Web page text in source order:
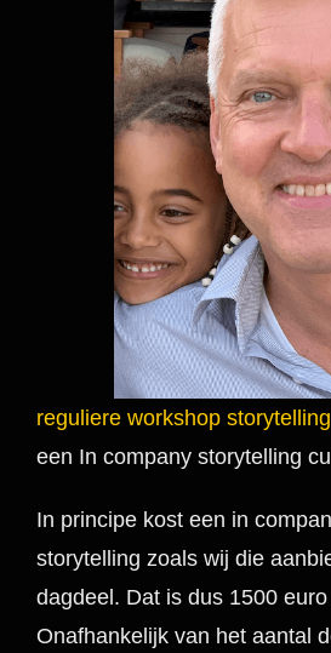
reguliere workshop storytelling
een In company storytelling
In principe kost een in
storytelling zoals wij die
dagdeel. Dat is dus 1500
Onafhankelijk van het aantal